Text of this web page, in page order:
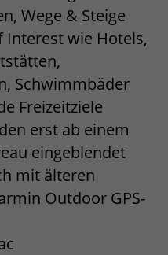
Wege & Steige
Interest wie Hotels,
Schwimmbäder
Freizeitziele
erst ab einem
eingeblendet
mit älteren
Outdoor GPS-